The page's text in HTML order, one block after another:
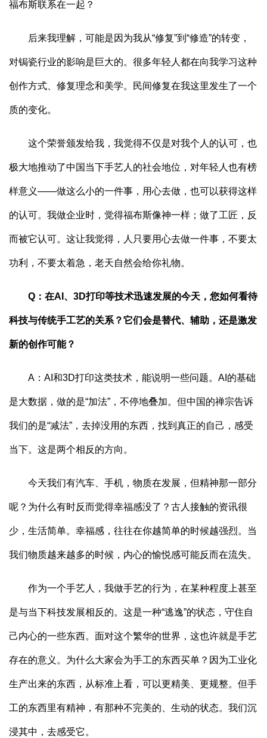
福布斯联系在一起？
后来我理解，可能是因为我从“修复”到“修造”的转变，
对锔瓷行业的影响是巨大的。很多年轻人都在向我学习这种
创作方式、修复理念和美学。民间修复在我这里发生了一个
质的变化。
这个荣誉颁发给我，我觉得不仅是对我个人的认可，也
极大地推动了中国当下手艺人的社会地位，对年轻人也有榜
样意义——做这么小的一件事，用心去做，也可以获得这样
的认可。我做企业时，觉得福布斯像神一样；做了工匠，反
而被它认可。这让我觉得，人只要用心去做一件事，不要太
功利，不要太着急，老天自然会给你礼物。
Q：在AI、3D打印等技术迅速发展的今天，您如何看待
科技与传统手工艺的关系？它们会是替代、辅助，还是激发
新的创作可能？
A：AI和3D打印这类技术，能说明一些问题。AI的基础
是大数据，做的是“加法”，不停地叠加。但中国的禅宗告诉
我们的是“减法”，去掉没用的东西，找到真正的自己，感受
当下。这是两个相反的方向。
今天我们有汽车、手机，物质在发展，但精神那一部分
呢？为什么有时反而觉得幸福感没了？古人接触的资讯很
少，生活简单。幸福感，往往在你越简单的时候越强烈。当
我们物质越来越多的时候，内心的愉悦感可能反而在流失。
作为一个手艺人，我做手艺的行为，在某种程度上甚至
是与当下科技发展相反的。这是一种“逃逸”的状态，守住自
己内心的一些东西。面对这个繁华的世界，这也许就是手艺
存在的意义。为什么大家会为手工的东西买单？因为工业化
生产出来的东西，从标准上看，可以更精美、更规整。但手
工的东西里有精神，有那种不完美的、生动的状态。我们沉
浸其中，去感受它。